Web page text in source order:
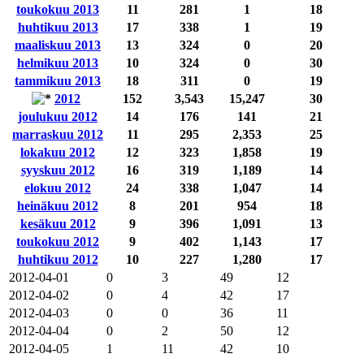
toukokuu 2013
11 281 1
18
huhtikuu 2013
17 338 1
19
maaliskuu 2013
13 324 0
20
helmikuu 2013
10 324 0
30
tammikuu 2013
18 311 0
19
2012
152 3,543 15,247
30
joulukuu 2012
14 176 141
21
marraskuu 2012
11 295 2,353
25
lokakuu 2012
12 323 1,858
19
syyskuu 2012
16 319 1,189
14
elokuu 2012
24 338 1,047
14
heinäkuu 2012
8 201 954
18
kesäkuu 2012
9 396 1,091
13
toukokuu 2012
9 402 1,143
17
huhtikuu 2012
10 227 1,280
17
2012-04-01
0 3 49
12
2012-04-02
0 4 42
17
2012-04-03
0 0 36
11
2012-04-04
0 2 50
12
2012-04-05
1 11 42
10